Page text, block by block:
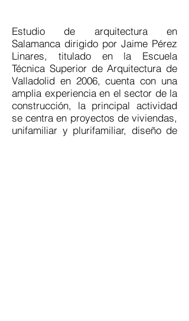
Estudio de arquitectura en
Salamanca dirigido por Jaime Pérez
Linares, titulado en la Escuela
Técnica Superior de Arquitectura de
Valladolid en 2006, cuenta con una
amplia experiencia en el sector de la
construcción, la principal actividad
se centra en proyectos de viviendas,
unifamiliar y plurifamiliar, diseño de